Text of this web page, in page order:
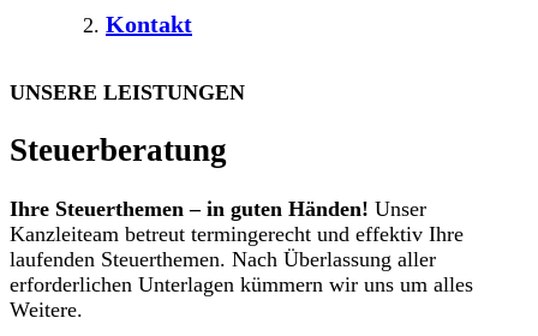
Kontakt
UNSERE LEISTUNGEN
Steuerberatung
Ihre Steuerthemen – in guten Händen! Unser
Kanzleiteam betreut termingerecht und effektiv Ihre
laufenden Steuerthemen. Nach Überlassung aller
erforderlichen Unterlagen kümmern wir uns um alles
Weitere.